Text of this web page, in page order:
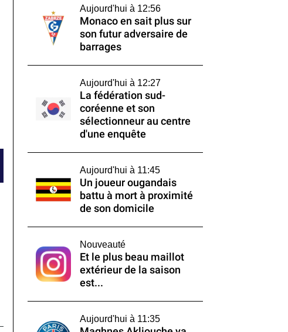
Aujourd'hui à 12:56
Monaco en sait plus sur
son futur adversaire de
barrages
Aujourd'hui à 12:27
La fédération sud-
coréenne et son
sélectionneur au centre
d'une enquête
Aujourd'hui à 11:45
Un joueur ougandais
battu à mort à proximité
de son domicile
Nouveauté
Et le plus beau maillot
extérieur de la saison
est...
Aujourd'hui à 11:35